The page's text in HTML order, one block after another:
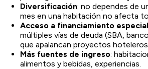
Diversificación: no dependes de
mes en una habitación no afecta
Acceso a financiamiento
múltiples vías de deuda (SBA,
que apalancan proyectos
Más fuentes de ingreso:
alimentos y bebidas, experiencias.